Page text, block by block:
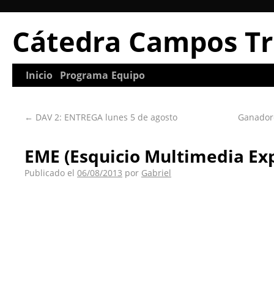
Cátedra Campos
Inicio Programa Equipo
← DAV 2: ENTREGA lunes 5 de agosto
EME (Esquicio Multimedia
Publicado el 06/08/2013 por Gabriel